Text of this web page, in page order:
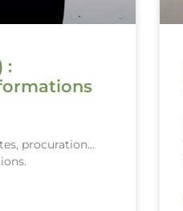
:
procuration…